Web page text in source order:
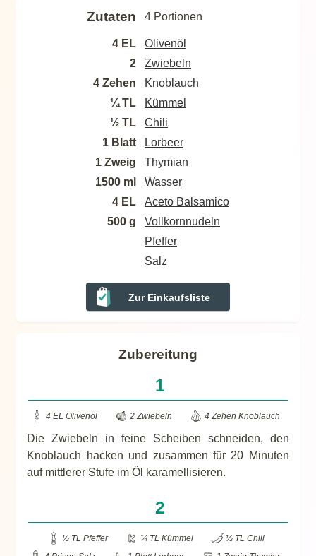
Zutaten 4 Portionen
4 EL
Olivenöl
2
Zwiebeln
4 Zehen
Knoblauch
¼ TL
Kümmel
½ TL
Chili
1 Blatt
Lorbeer
1 Zweig
Thymian
1500 ml
Wasser
4 EL
Aceto Balsamico
500 g
Vollkornnudeln
Pfeffer
Salz
Zur Einkaufsliste
Zubereitung
4 EL Olivenöl 2 Zwiebeln 4 Zehen Knoblauch
Die Zwiebeln in feine Scheiben schneiden, den
Knoblauch hacken und zusammen für 20 Minuten
auf mittlerer Stufe im Öl karamellisieren.
½ TL Pfeffer ¼ TL Kümmel
½ TL Chili